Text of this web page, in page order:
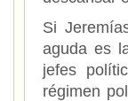
Si
aguda es
jefes
régimen